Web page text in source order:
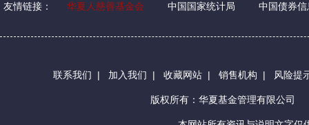
友情链接： 华夏人慈善基金会 中国国家统计局 中国债券信
联系我们 | 加入我们 | 收藏网站 | 销售机构 | 风险提
版权所有：华夏基金管理有限公司